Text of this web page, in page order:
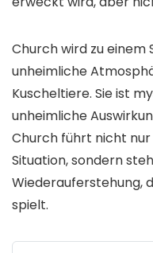
Church wird zu einem
unheimliche
Kuscheltiere. Sie ist
unheimliche
Church führt nicht nur
Situation, sondern
Wiederauferstehung,
spielt.